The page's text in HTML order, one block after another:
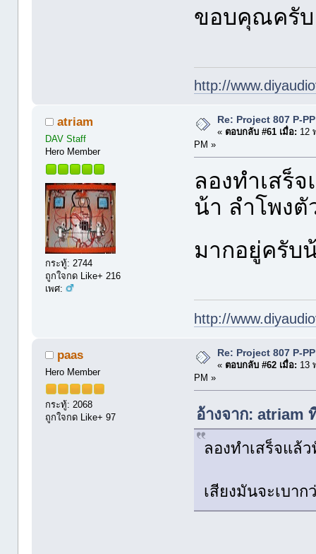
ขอบคุณครับ
http://
atriam
DAV Staff
Hero Member
กระทู้: 2744
ถูกใจกด Like+ 216
เพศ:
Re: Project 807 P-
« ตอบกลับ #61 เมื่อ: 12
PM »
ลองทำเสร็
น้า ลำโพงตั
มากอยู่ครับ
http://
paas
Hero Member
กระทู้: 2068
ถูกใจกด Like+ 97
Re: Project 807 P-
« ตอบกลับ #62 เมื่อ: 13
PM »
อ้างจาก: atriam
ลองทำเสร็จแล้
เสียงมันจะเบา